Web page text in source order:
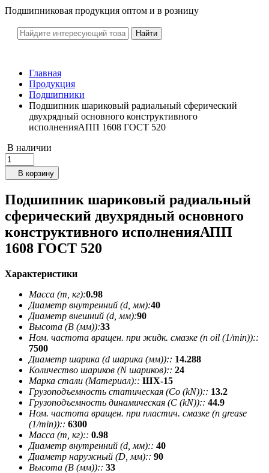
Подшипниковая продукция оптом и в розницу
Главная
Продукция
Подшипники
Подшипник шариковый радиальный сферический
двухрядный основного конструктивного
исполненияАПП 1608 ГОСТ 520
В наличии
В корзину
Подшипник шариковый радиальный
сферический двухрядный основного
конструктивного исполненияАПП
1608 ГОСТ 520
Характеристики
Масса (m, кг):0.98
Диаметр внутренний (d, мм):40
Диаметр внешний (d, мм):90
Высота (В (мм)):33
Ном. частота вращен. при жидк. смазке (n oil (1/min))::
7500
Диаметр шарика (d шарика (мм)):: 14.288
Количество шариков (N шариков):: 24
Марка стали (Материал):: ШХ-15
Грузоподъемность статическая (Co (kN)):: 13.2
Грузоподъемность динамическая (C (kN)):: 44.9
Ном. частота вращен. при пластич. смазке (n grease
(1/min)):: 6300
Масса (m, кг):: 0.98
Диаметр внутренний (d, мм):: 40
Диаметр наружный (D, мм):: 90
Высота (В (мм)):: 33